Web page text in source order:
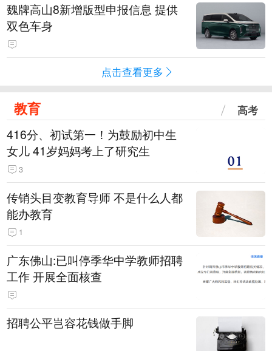
魏牌高山8新增版型申报信息 提供
双色车身
点击查看更多
教育 高考
416分、初试第一！为鼓励初中生
女儿 41岁妈妈考上了研究生
3
传销头目变教育导师 不是什么人都
能办教育
1
广东佛山:已叫停季华中学教师招聘
工作 开展全面核查
招聘公平岂容花钱做手脚